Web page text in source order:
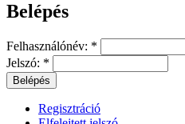
Belépés
Felhasználónév: *
Jelszó: *
Regisztráció